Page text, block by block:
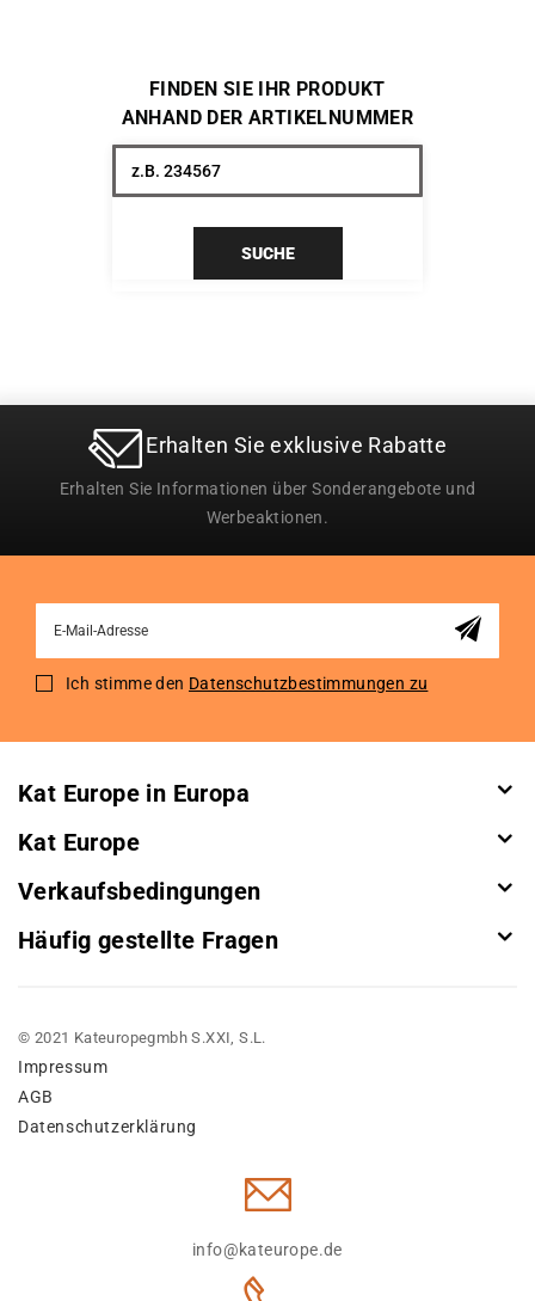
FINDEN SIE IHR PRODUKT
ANHAND DER ARTIKELNUMMER
SUCHE
Erhalten Sie exklusive Rabatte
Erhalten Sie Informationen über Sonderangebote und
Werbeaktionen.
for
Ich stimme den Datenschutzbestimmungen zu
Kat Europe in Europa
Kat Europe
Verkaufsbedingungen
Häufig gestellte Fragen
© 2021 Kateuropegmbh S.XXI, S.L.
Impressum
AGB
Datenschutzerklärung
info@kateurope.de